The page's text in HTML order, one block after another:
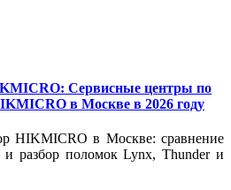
Сервисные центры по
в Москве в 2026 году
HIKMICRO в Москве: сравнение
разбор поломок Lynx, Thunder и